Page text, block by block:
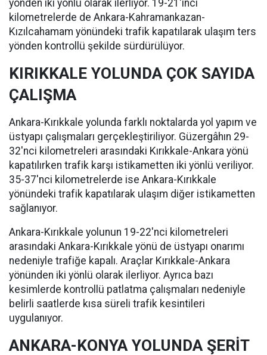
yönden iki yönlü olarak ilerliyor. 19-21'inci
kilometrelerde de Ankara-Kahramankazan-
Kızılcahamam yönündeki trafik kapatılarak ulaşım ters
yönden kontrollü şekilde sürdürülüyor.
KIRIKKALE YOLUNDA ÇOK SAYIDA
ÇALIŞMA
Ankara-Kırıkkale yolunda farklı noktalarda yol yapım ve
üstyapı çalışmaları gerçekleştiriliyor. Güzergâhın 29-
32'nci kilometreleri arasındaki Kırıkkale-Ankara yönü
kapatılırken trafik karşı istikametten iki yönlü veriliyor.
35-37'nci kilometrelerde ise Ankara-Kırıkkale
yönündeki trafik kapatılarak ulaşım diğer istikametten
sağlanıyor.
Ankara-Kırıkkale yolunun 19-22'nci kilometreleri
arasındaki Ankara-Kırıkkale yönü de üstyapı onarımı
nedeniyle trafiğe kapalı. Araçlar Kırıkkale-Ankara
yönünden iki yönlü olarak ilerliyor. Ayrıca bazı
kesimlerde kontrollü patlatma çalışmaları nedeniyle
belirli saatlerde kısa süreli trafik kesintileri
uygulanıyor.
ANKARA-KONYA YOLUNDA ŞERİT